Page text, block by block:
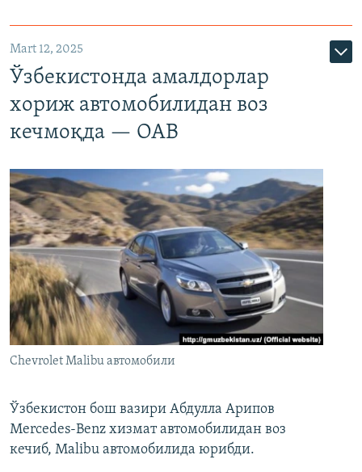
Mart 12, 2025
Ўзбекистонда амалдорлар
хориж автомобилидан воз
кечмоқда — ОАВ
Chevrolet Malibu автомобили
Ўзбекистон бош вазири Абдулла Арипов
Mercedes-Benz хизмат автомобилидан воз
кечиб, Malibu автомобилида юрибди.